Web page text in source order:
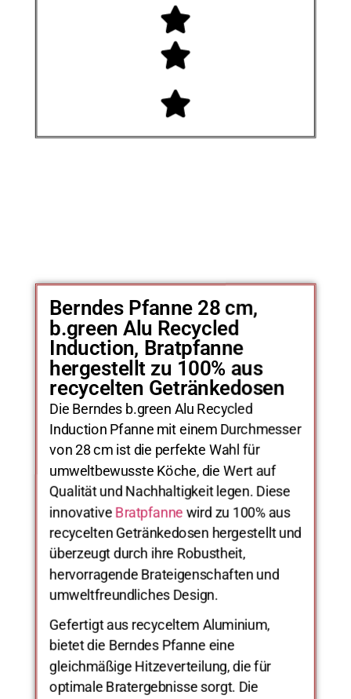
Berndes Pfanne 28 cm,
b.green Alu Recycled
Induction, Bratpfanne
hergestellt zu 100% aus
recycelten Getränkedosen
Die Berndes b.green Alu Recycled
Induction Pfanne mit einem Durchmesser
von 28 cm ist die perfekte Wahl für
umweltbewusste Köche, die Wert auf
Qualität und Nachhaltigkeit legen. Diese
innovative Bratpfanne wird zu 100% aus
recycelten Getränkedosen hergestellt und
überzeugt durch ihre Robustheit,
hervorragende Brateigenschaften und
umweltfreundliches Design.
Gefertigt aus recyceltem Aluminium,
bietet die Berndes Pfanne eine
gleichmäßige Hitzeverteilung, die für
optimale Bratergebnisse sorgt. Die